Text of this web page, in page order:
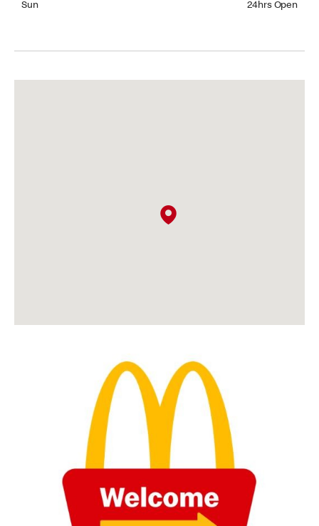
Sun 24hrs Open